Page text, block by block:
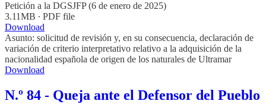
Petición a la DGSJFP (6 de enero de 2025)
3.11MB ∙ PDF file
Download
Asunto: solicitud de revisión y, en su consecuencia, declaración de
variación de criterio interpretativo relativo a la adquisición de la
nacionalidad española de origen de los naturales de Ultramar
Download
N.º 84 - Queja ante el Defensor del Pueblo